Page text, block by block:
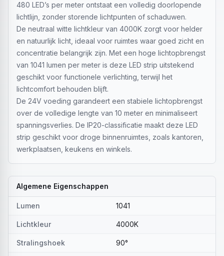
480 LED’s per meter ontstaat een volledig doorlopende
lichtlijn, zonder storende lichtpunten of schaduwen.
De neutraal witte lichtkleur van 4000K zorgt voor helder
en natuurlijk licht, ideaal voor ruimtes waar goed zicht en
concentratie belangrijk zijn. Met een hoge lichtopbrengst
van 1041 lumen per meter is deze LED strip uitstekend
geschikt voor functionele verlichting, terwijl het
lichtcomfort behouden blijft.
De 24V voeding garandeert een stabiele lichtopbrengst
over de volledige lengte van 10 meter en minimaliseert
spanningsverlies. De IP20-classificatie maakt deze LED
strip geschikt voor droge binnenruimtes, zoals kantoren,
werkplaatsen, keukens en winkels.
Algemene Eigenschappen
Lumen 1041
Lichtkleur 4000K
Stralingshoek 90°